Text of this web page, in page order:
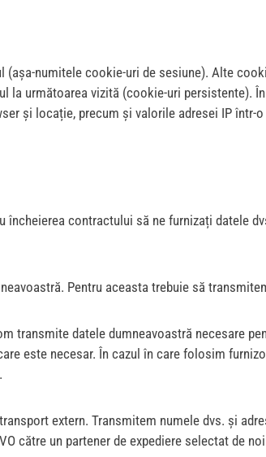
numitele cookie-uri de sesiune). Alte
următoarea vizită (cookie-uri persistente).
și locație, precum și valorile adresei IP
contractului să ne furnizați datele
Pentru aceasta trebuie să
transmite datele dumneavoastră necesare
este necesar. În cazul în care folosim
extern. Transmitem numele dvs. și
către un partener de expediere selectat de